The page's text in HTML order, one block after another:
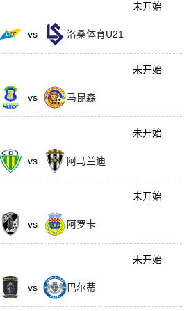
vs 洛桑体育U21
未开始
vs 马昆森
未开始
vs 阿马兰迪
未开始
vs 阿罗卡
未开始
vs 巴尔蒂
未开始